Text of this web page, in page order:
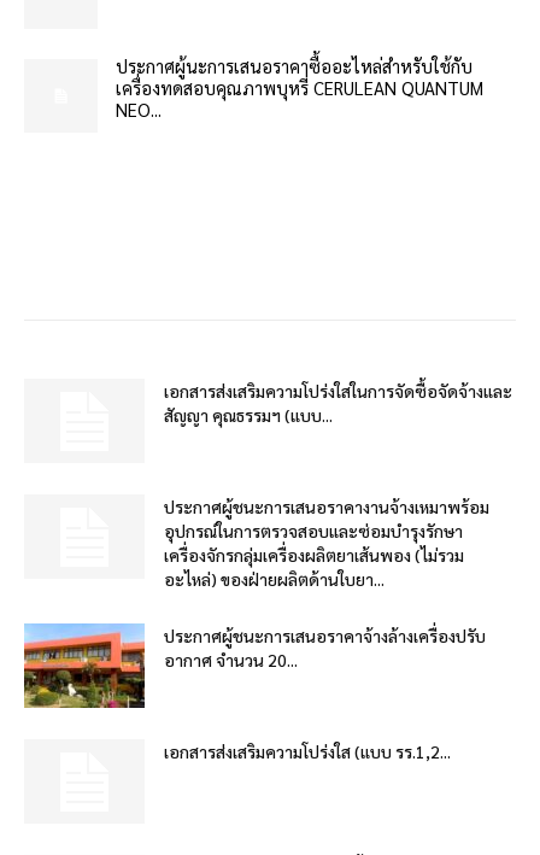
ประกาศผู้นะการเสนอราคาซื้ออะไหล่สำหรับใช้กับ
เครื่องทดสอบคุณภาพบุหรี่ CERULEAN QUANTUM
NEO...
เอกสารส่งเสริมความโปร่งใสในการจัดซื้อจัดจ้างและ
สัญญา คุณธรรมฯ (แบบ...
ประกาศผู้ชนะการเสนอราคางานจ้างเหมาพร้อม
อุปกรณ์ในการตรวจสอบและซ่อมบำรุงรักษา
เครื่องจักรกลุ่มเครื่องผลิตยาเส้นพอง (ไม่รวม
อะไหล่) ของฝ่ายผลิตด้านใบยา...
ประกาศผู้ชนะการเสนอราคาจ้างล้างเครื่องปรับ
อากาศ จำนวน 20...
เอกสารส่งเสริมความโปร่งใส (แบบ รร.1,2...